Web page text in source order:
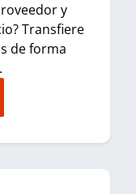
y
Transfiere
de forma